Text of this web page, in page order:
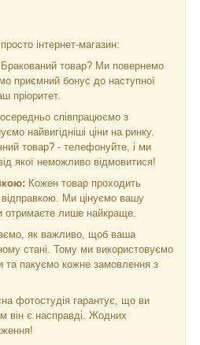
інтернет-магазин:
Бракований товар? Ми повернемо
приємний бонус до наступної
пріоритет.
співпрацюємо з
найвигідніші ціни на ринку.
товар? - телефонуйте, і ми
якої неможливо відмовитися!
Кожен товар проходить
відправкою. Ми цінуємо вашу
отримаєте лише найкраще.
як важливо, щоб ваша
стані. Тому ми використовуємо
та пакуємо кожне замовлення з
фотостудія гарантує, що ви
він є насправді. Жодних